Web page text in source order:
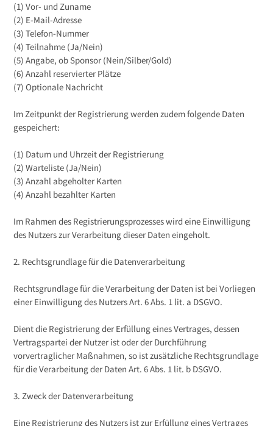
(1) Vor- und Zuname
(2) E-Mail-Adresse
(3) Telefon-Nummer
(4) Teilnahme (Ja/Nein)
(5) Angabe, ob Sponsor (Nein/Silber/Gold)
(6) Anzahl reservierter Plätze
(7) Optionale Nachricht
Im Zeitpunkt der Registrierung werden zudem folgende Daten
gespeichert:
(1) Datum und Uhrzeit der Registrierung
(2) Warteliste (Ja/Nein)
(3) Anzahl abgeholter Karten
(4) Anzahl bezahlter Karten
Im Rahmen des Registrierungsprozesses wird eine Einwilligung
des Nutzers zur Verarbeitung dieser Daten eingeholt.
2. Rechtsgrundlage für die Datenverarbeitung
Rechtsgrundlage für die Verarbeitung der Daten ist bei Vorliegen
einer Einwilligung des Nutzers Art. 6 Abs. 1 lit. a DSGVO.
Dient die Registrierung der Erfüllung eines Vertrages, dessen
Vertragspartei der Nutzer ist oder der Durchführung
vorvertraglicher Maßnahmen, so ist zusätzliche Rechtsgrundlage
für die Verarbeitung der Daten Art. 6 Abs. 1 lit. b DSGVO.
3. Zweck der Datenverarbeitung
Eine Registrierung des Nutzers ist zur Erfüllung eines Vertrages